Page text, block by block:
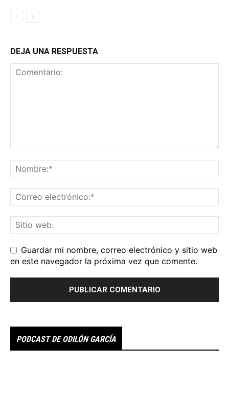
DEJA UNA RESPUESTA
Guardar mi nombre, correo electrónico y sitio web
en este navegador la próxima vez que comente.
PODCAST DE ODILÓN GARCÍA